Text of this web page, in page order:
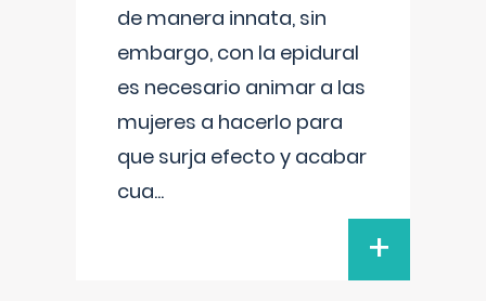
de manera innata, sin
embargo, con la epidural
es necesario animar a las
mujeres a hacerlo para
que surja efecto y acabar
cua...
+